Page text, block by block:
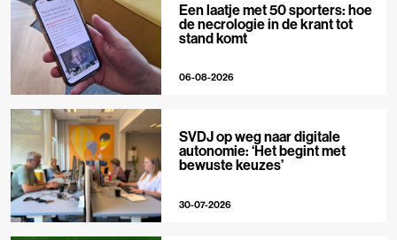
Een laatje met 50 sporters: hoe
de necrologie in de krant tot
stand komt
06-08-2026
SVDJ op weg naar digitale
autonomie: ‘Het begint met
bewuste keuzes’
30-07-2026